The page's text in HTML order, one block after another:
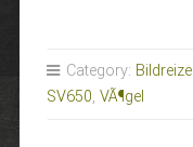
Category: Bildreize
SV650, VÃ¶gel